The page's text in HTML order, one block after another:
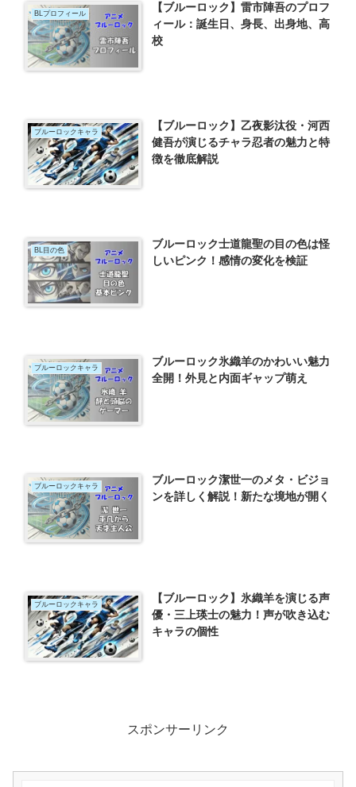
BLプロフィール
【ブルーロック】雷市陣吾のプロフ
ィール：誕生日、身長、出身地、高
校
ブルーロックキャラ
【ブルーロック】乙夜影汰役・河西
健吾が演じるチャラ忍者の魅力と特
徴を徹底解説
BL目の色
ブルーロック士道龍聖の目の色は怪
しいピンク！感情の変化を検証
ブルーロックキャラ
ブルーロック氷織羊のかわいい魅力
全開！外見と内面ギャップ萌え
ブルーロックキャラ
ブルーロック潔世一のメタ・ビジョ
ンを詳しく解説！新たな境地が開く
ブルーロックキャラ
【ブルーロック】氷織羊を演じる声
優・三上瑛士の魅力！声が吹き込む
キャラの個性
スポンサーリンク